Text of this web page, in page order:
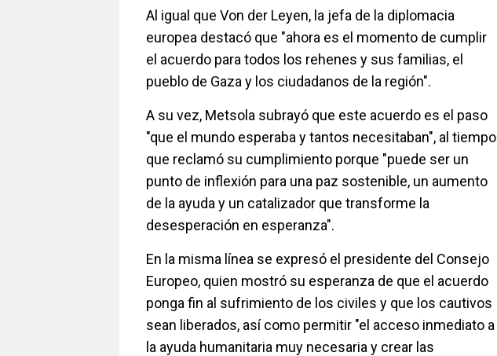
Al igual que Von der Leyen, la jefa de la diplomacia
europea destacó que "ahora es el momento de cumplir
el acuerdo para todos los rehenes y sus familias, el
pueblo de Gaza y los ciudadanos de la región".
A su vez, Metsola subrayó que este acuerdo es el paso
"que el mundo esperaba y tantos necesitaban", al tiempo
que reclamó su cumplimiento porque "puede ser un
punto de inflexión para una paz sostenible, un aumento
de la ayuda y un catalizador que transforme la
desesperación en esperanza".
En la misma línea se expresó el presidente del Consejo
Europeo, quien mostró su esperanza de que el acuerdo
ponga fin al sufrimiento de los civiles y que los cautivos
sean liberados, así como permitir "el acceso inmediato a
la ayuda humanitaria muy necesaria y crear las